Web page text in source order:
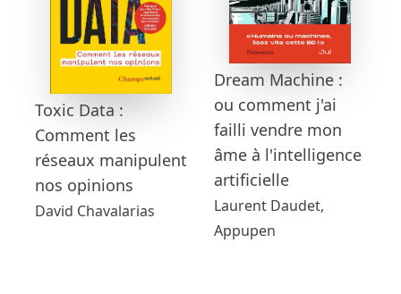
Toxic Data :
Comment les
réseaux manipulent
nos opinions
David Chavalarias
Dream Machine :
ou comment j'ai
failli vendre mon
âme à l'intelligence
artificielle
Laurent Daudet,
Appupen